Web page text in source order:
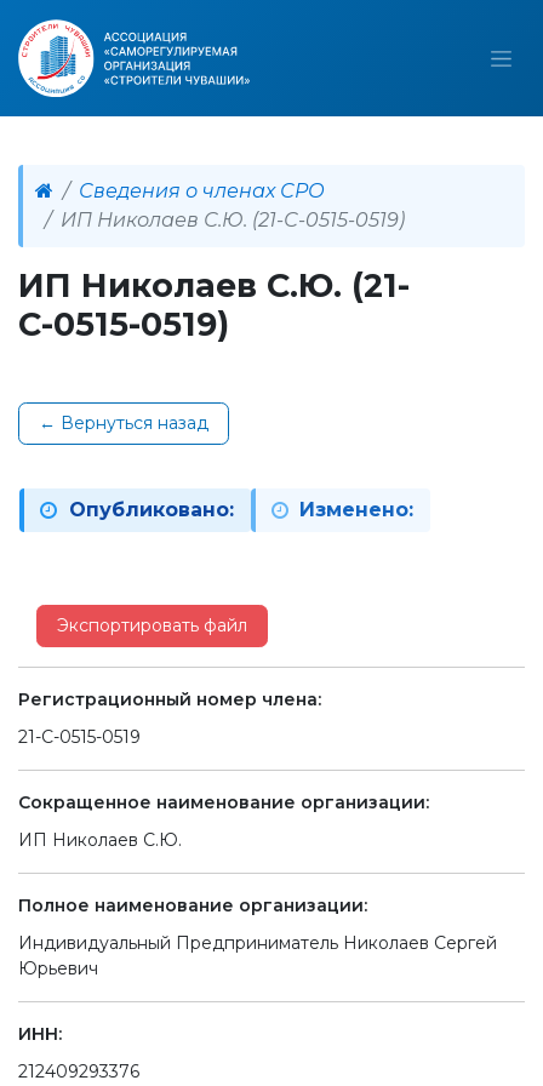
Сведения о членах СРО
ИП Николаев С.Ю. (21-С-0515-0519)
ИП Николаев С.Ю. (21-
С-0515-0519)
← Вернуться назад
Опубликовано: Изменено:
Экспортировать файл
Регистрационный номер члена:
21-С-0515-0519
Сокращенное наименование организации:
ИП Николаев С.Ю.
Полное наименование организации:
Индивидуальный Предприниматель Николаев Сергей
Юрьевич
ИНН:
212409293376